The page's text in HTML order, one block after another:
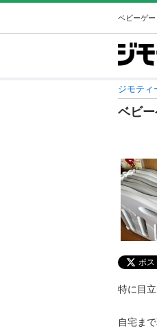
ジモティ
ベビー
ポス
特に目
自宅ま